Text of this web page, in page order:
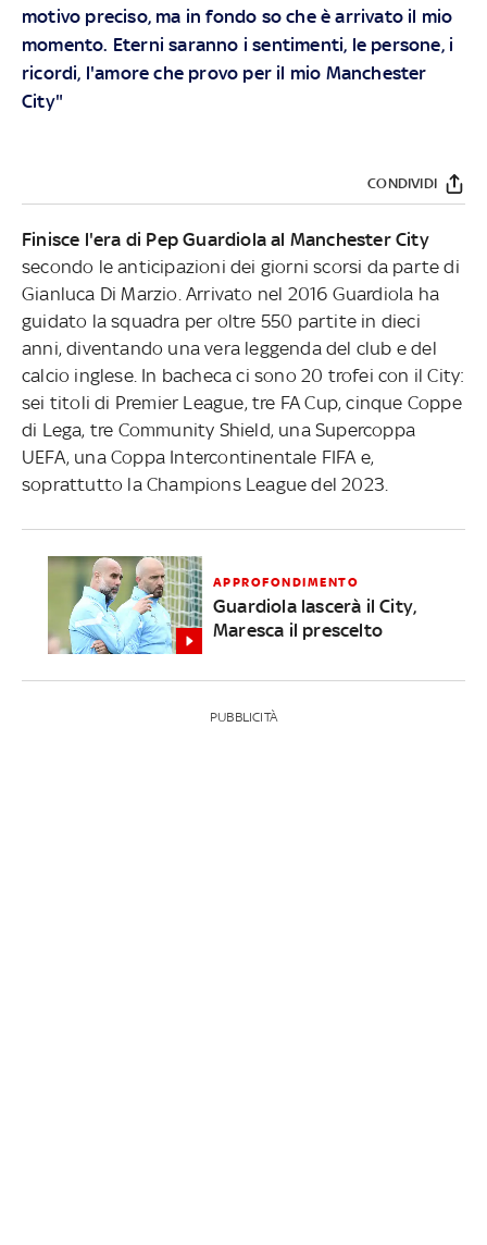
motivo preciso, ma in fondo so che è arrivato il mio
momento. Eterni saranno i sentimenti, le persone, i
ricordi, l'amore che provo per il mio Manchester
City"
CONDIVIDI
Finisce l'era di Pep Guardiola al Manchester City
secondo le anticipazioni dei giorni scorsi da parte di
Gianluca Di Marzio. Arrivato nel 2016 Guardiola ha
guidato la squadra per oltre 550 partite in dieci
anni, diventando una vera leggenda del club e del
calcio inglese. In bacheca ci sono 20 trofei con il City:
sei titoli di Premier League, tre FA Cup, cinque Coppe
di Lega, tre Community Shield, una Supercoppa
UEFA, una Coppa Intercontinentale FIFA e,
soprattutto la Champions League del 2023.
APPROFONDIMENTO
Guardiola lascerà il City,
Maresca il prescelto
PUBBLICITÀ